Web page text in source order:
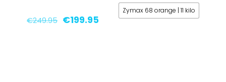
€249.95 Oorspronkelijke
€199.95Huidige
Zymax 68 orange | 11 kilo